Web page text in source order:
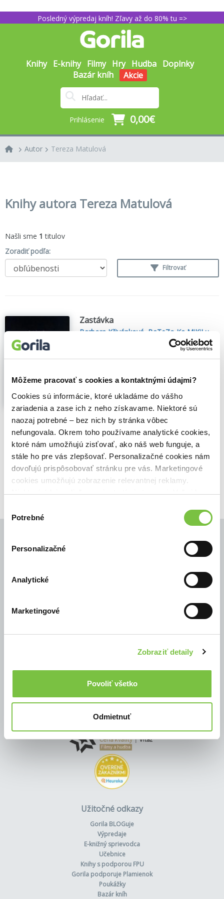
Môžeme pracovať s cookies a kontaktnými údajmi?
Cookies sú informácie, ktoré ukladáme do vášho
zariadenia a zase ich z neho získavame. Niektoré sú
naozaj potrebné – bez nich by stránka vôbec
nefungovala. Okrem toho používame analytické cookies,
ktoré nám umožňujú zisťovať, ako náš web funguje, a
stále ho pre vás zlepšovať. Personalizačné cookies nám
dovoľujú prispôsobovať stránku pre vás. Marketingové
cookies umožňujú zobrazenie relevantnej reklamy.
Niektoré údaje zdieľame aj s tretími stranami. Veľmi by
cookies.
súhlasu
Potrebné
Personalizačné
Analytické
Marketingové
Zobraziť detaily
Povoliť všetko
Odmietnuť
Posledný výpredaj kníh! Zľavy až do 80% tu =>
Knihy E-knihy Filmy Hry Hudba Doplnky
Bazár kníh
Akcie
Prihlásenie 0,00€
Autor Tereza Matulová
Knihy autora Tereza Matulová
Našli sme 1 titulov
Zoradiť podľa:
Filtrovať
Zastávka
Barbora Křivánková BaTeZo Ka MiKiLu
Kateřina Šedá,Kristýna
Milena Maráková
Tereza Matulová,Spector Books(2014)
Můžete přijet do Zastávky a pokusit se tu
najít něco zajímavého. Lesy... / Zastávka
heißt auf tschechisch Haltestelle - ein
unromantischer Name für ein...Zobraziť
viac
🍌 Dodanie môže trvať viac ako 30 dní
18,76€ Do košíka
Užitočné odkazy
Gorila BLOGuje
Výpredaje
E-knižný sprievodca
Učebnice
Knihy s podporou FPU
Gorila podporuje Plamienok
Poukážky
Bazár kníh